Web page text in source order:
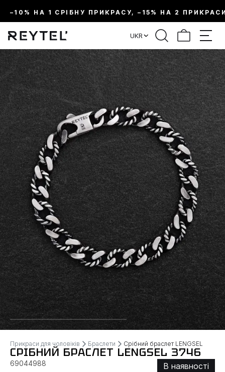
–10% НА 1 СРІБНУ ПРИКРАСУ, –15% НА 2
UKR
Прикраси для чоловіків Браслети Срібний браслет LENGSEL
СРІБНИЙ БРАСЛЕТ LENGSEL 3746
69044988
В наявності